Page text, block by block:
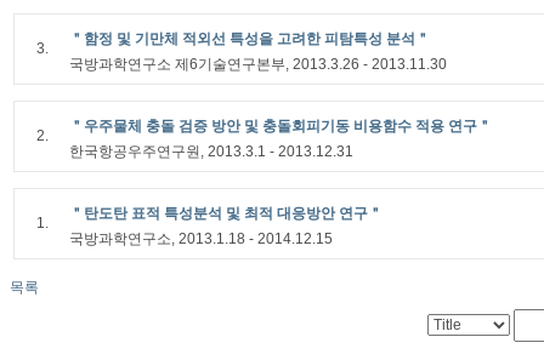
3.
＂함정 및 기만체 적외선 특성을 고려한 피탐특성 분석＂
국방과학연구소 제6기술연구본부, 2013.3.26 - 2013.11.30
2.
＂우주물체 충돌 검증 방안 및 충돌회피기동 비용함수 적용 연구＂
한국항공우주연구원, 2013.3.1 - 2013.12.31
1.
＂탄도탄 표적 특성분석 및 최적 대응방안 연구＂
국방과학연구소, 2013.1.18 - 2014.12.15
목록